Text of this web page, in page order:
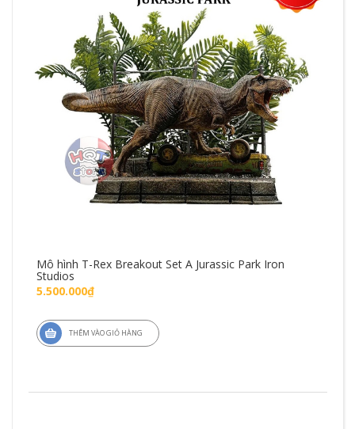
Mô hình T-Rex Breakout Set A Jurassic Park Iron
Studios
5.500.000₫
THÊM VÀO GIỎ HÀNG